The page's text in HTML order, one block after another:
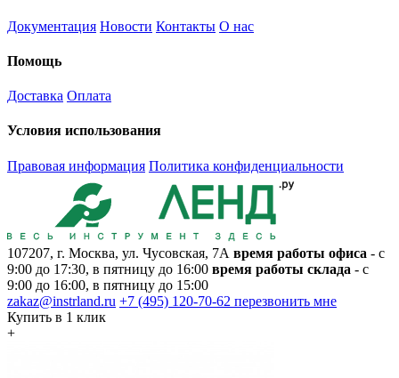
Документация Новости Контакты О нас
Помощь
Доставка Оплата
Условия использования
Правовая информация Политика конфиденциальности
107207, г. Москва, ул. Чусовская, 7А время работы офиса - с
9:00 до 17:30, в пятницу до 16:00 время работы склада - с
9:00 до 16:00, в пятницу до 15:00
zakaz@instrland.ru +7 (495) 120-70-62 перезвонить мне
Купить в 1 клик
+